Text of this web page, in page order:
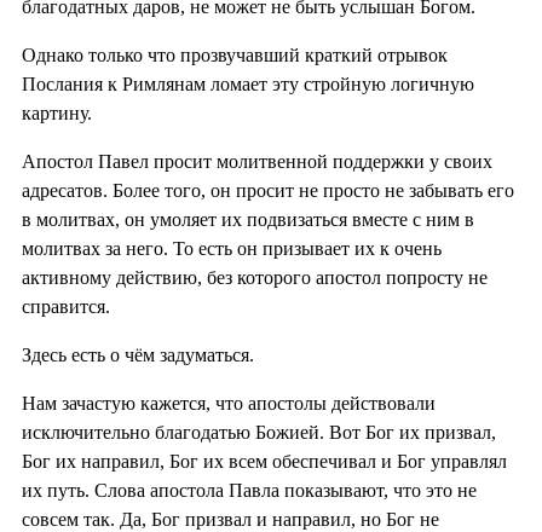
благодатных даров, не может не быть услышан Богом.
Однако только что прозвучавший краткий отрывок
Послания к Римлянам ломает эту стройную логичную
картину.
Апостол Павел просит молитвенной поддержки у своих
адресатов. Более того, он просит не просто не забывать его
в молитвах, он умоляет их подвизаться вместе с ним в
молитвах за него. То есть он призывает их к очень
активному действию, без которого апостол попросту не
справится.
Здесь есть о чём задуматься.
Нам зачастую кажется, что апостолы действовали
исключительно благодатью Божией. Вот Бог их призвал,
Бог их направил, Бог их всем обеспечивал и Бог управлял
их путь. Слова апостола Павла показывают, что это не
совсем так. Да, Бог призвал и направил, но Бог не